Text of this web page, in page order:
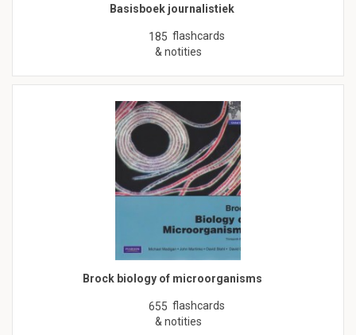
Basisboek journalistiek
185 flashcards
& notities
Brock biology of microorganisms
655 flashcards
& notities